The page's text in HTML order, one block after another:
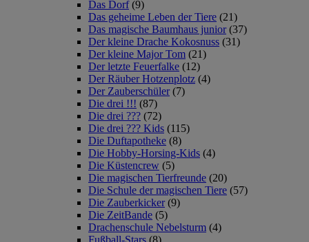
Das Dorf (9)
Das geheime Leben der Tiere (21)
Das magische Baumhaus junior (37)
Der kleine Drache Kokosnuss (31)
Der kleine Major Tom (21)
Der letzte Feuerfalke (12)
Der Räuber Hotzenplotz (4)
Der Zauberschüler (7)
Die drei !!! (87)
Die drei ??? (72)
Die drei ??? Kids (115)
Die Duftapotheke (8)
Die Hobby-Horsing-Kids (4)
Die Küstencrew (5)
Die magischen Tierfreunde (20)
Die Schule der magischen Tiere (57)
Die Zauberkicker (9)
Die ZeitBande (5)
Drachenschule Nebelsturm (4)
Fußball-Stars (8)